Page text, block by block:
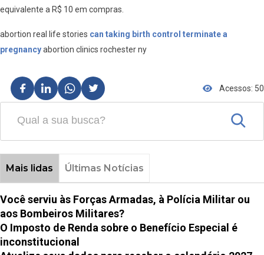
equivalente a R$ 10 em compras.
abortion real life stories can taking birth control terminate a
pregnancyabortion clinics rochester ny
Acessos: 50
Mais lidas Últimas Notícias
Você serviu às Forças Armadas, à Polícia Militar ou
aos Bombeiros Militares?
O Imposto de Renda sobre o Benefício Especial é
inconstitucional